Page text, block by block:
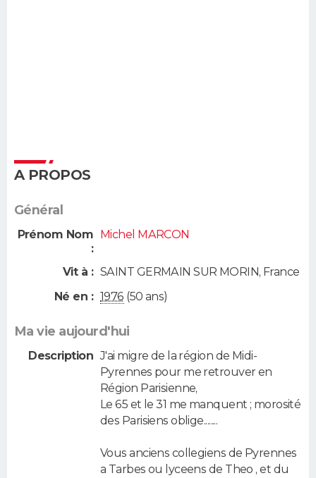
A PROPOS
Général
Prénom Nom
:
Michel MARCON
Vit à : SAINT GERMAIN SUR MORIN, France
Né en : 1976 (50 ans)
Ma vie aujourd'hui
Description J'ai migre de la région de Midi-
Pyrennes pour me retrouver en
Région Parisienne,
Le 65 et le 31 me manquent ; morosité
des Parisiens oblige........
Vous anciens collegiens de Pyrennes
a Tarbes ou lyceens de Theo , et du